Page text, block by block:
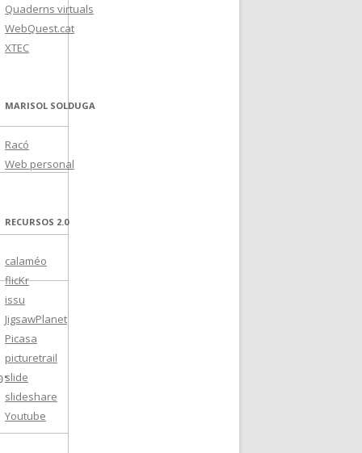
Quaderns virtuals
WebQuest.cat
XTEC
MARISOL SOLDUGA
Racó
Web personal
RECURSOS 2.0
calaméo
flicKr
issu
JigsawPlanet
Picasa
picturetrail
slide
slideshare
Youtube